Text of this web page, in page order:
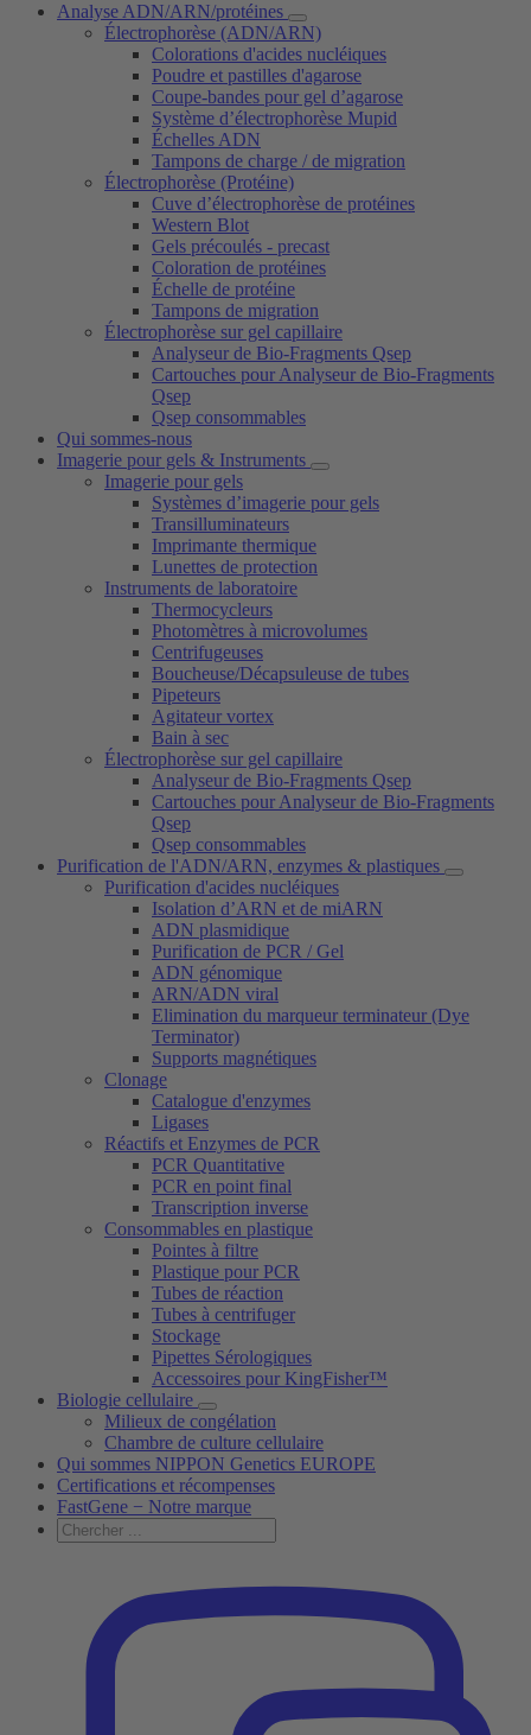
Analyse ADN/ARN/protéines
Électrophorèse (ADN/ARN)
Colorations d'acides nucléiques
Poudre et pastilles d'agarose
Coupe-bandes pour gel d’agarose
Système d’électrophorèse Mupid
Échelles ADN
Tampons de charge / de migration
Électrophorèse (Protéine)
Cuve d’électrophorèse de protéines
Western Blot
Gels précoulés - precast
Coloration de protéines
Échelle de protéine
Tampons de migration
Électrophorèse sur gel capillaire
Analyseur de Bio-Fragments Qsep
Cartouches pour Analyseur de Bio-Fragments
Qsep
Qsep consommables
Qui sommes-nous
Imagerie pour gels & Instruments
Imagerie pour gels
Systèmes d’imagerie pour gels
Transilluminateurs
Imprimante thermique
Lunettes de protection
Instruments de laboratoire
Thermocycleurs
Photomètres à microvolumes
Centrifugeuses
Boucheuse/Décapsuleuse de tubes
Pipeteurs
Agitateur vortex
Bain à sec
Électrophorèse sur gel capillaire
Analyseur de Bio-Fragments Qsep
Cartouches pour Analyseur de Bio-Fragments
Qsep
Qsep consommables
Purification de l'ADN/ARN, enzymes & plastiques
Purification d'acides nucléiques
Isolation d’ARN et de miARN
ADN plasmidique
Purification de PCR / Gel
ADN génomique
ARN/ADN viral
Elimination du marqueur terminateur (Dye
Terminator)
Supports magnétiques
Clonage
Catalogue d'enzymes
Ligases
Réactifs et Enzymes de PCR
PCR Quantitative
PCR en point final
Transcription inverse
Consommables en plastique
Pointes à filtre
Plastique pour PCR
Tubes de réaction
Tubes à centrifuger
Stockage
Pipettes Sérologiques
Accessoires pour KingFisher™
Biologie cellulaire
Milieux de congélation
Chambre de culture cellulaire
Qui sommes NIPPON Genetics EUROPE
Certifications et récompenses
FastGene − Notre marque